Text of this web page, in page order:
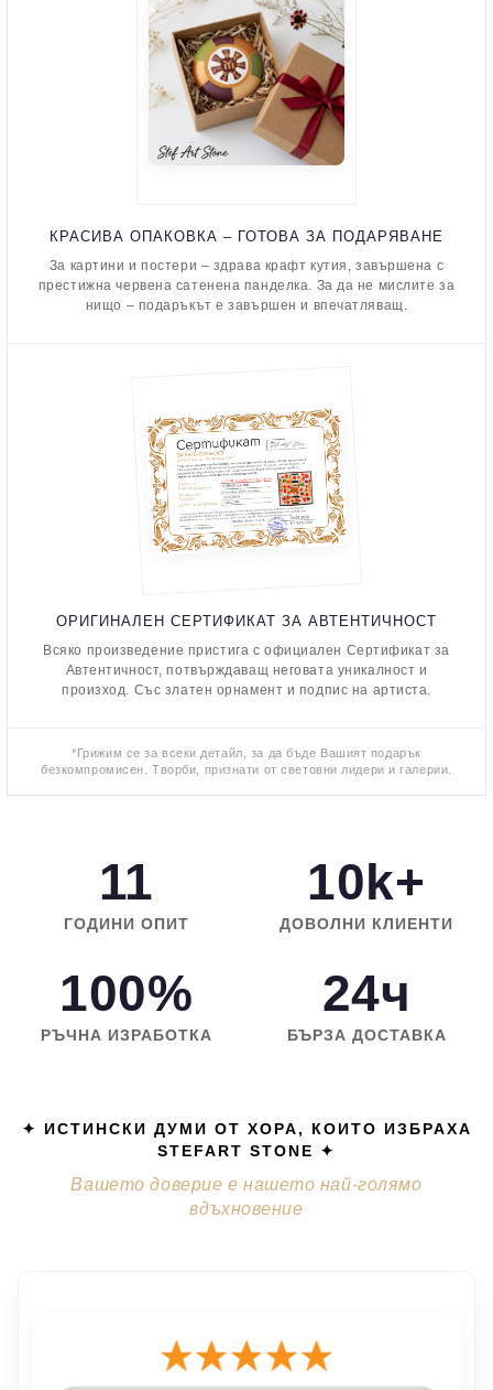
КРАСИВА ОПАКОВКА – ГОТОВА ЗА ПОДАРЯВАНЕ
За картини и постери – здрава крафт кутия, завършена с
престижна червена сатенена панделка. За да не мислите за
нищо – подаръкът е завършен и впечатляващ.
ОРИГИНАЛЕН СЕРТИФИКАТ ЗА АВТЕНТИЧНОСТ
Всяко произведение пристига с официален Сертификат за
Автентичност, потвърждаващ неговата уникалност и
произход. Със златен орнамент и подпис на артиста.
*Грижим се за всеки детайл, за да бъде Вашият подарък
безкомпромисен. Творби, признати от световни лидери и галерии.
11
ГОДИНИ ОПИТ
10k+
ДОВОЛНИ КЛИЕНТИ
100%
РЪЧНА ИЗРАБОТКА
24ч
БЪРЗА ДОСТАВКА
✦ ИСТИНСКИ ДУМИ ОТ ХОРА, КОИТО ИЗБРАХА
STEFART STONE ✦
Вашето доверие е нашето най-голямо
вдъхновение